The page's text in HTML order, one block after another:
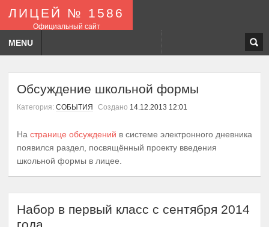
ЛИЦЕЙ № 1586
Официальный сайт
MENU
Обсуждение школьной формы
Категория: СОБЫТИЯ Создано 14.12.2013 12:01
На странице обсуждений в системе электронного дневника
появился раздел, посвящённый проекту введения
школьной формы в лицее.
Набор в первый класс с сентября 2014